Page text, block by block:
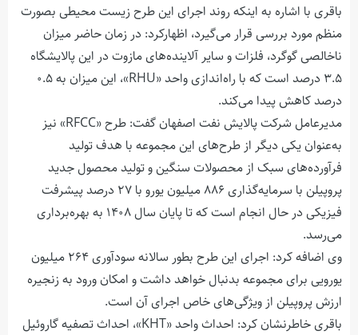
باقری با اشاره به اینکه روند اجرای این طرح زیست‌ محیطی بصورت
منظم مورد بررسی قرار می‌گیرد، اظهارکرد: در زمان حاضر میزان
ناخالصی گوگرد، فلزات و سایر آلاینده‌های مازوت در این پالایشگاه
۳.۵ درصد است که با راه‌اندازی واحد «RHU»، این میزان به ۰.۵
درصد کاهش پیدا می‌کند.
مدیرعامل شرکت پالایش نفت اصفهان گفت: طرح «RFCC» نیز
به‌عنوان یکی دیگر از طرح‌های این مجموعه با هدف تولید
فرآورده‌های سبک از محصولات سنگین و تولید محصول جدید
پروپیلن با سرمایه‌گذاری ۸۸۶ میلیون یورو با ۲۷ درصد پیشرفت
فیزیکی در حال انجام است که تا پایان سال ۱۴۰۸ به بهره‌برداری
می‌رسد.
وی اضافه کرد: اجرای این طرح بطور سالانه سودآوری ۲۶۴ میلیون
یورویی برای مجموعه بدنبال خواهد داشت و امکان ورود به زنجیره
ارزش پروپیلن از ویژگی‌های خاص اجرای آن است.
باقری خاطرنشان کرد: احداث واحد «KHT»، احداث تصفیه گاروئیل